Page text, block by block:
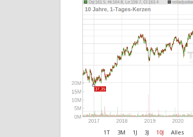
1T 3M 1J 3J 10J Alles